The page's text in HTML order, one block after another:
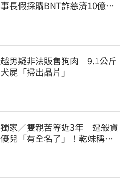
事長假採購BNT詐慈濟10億、
越男疑非法販售狗肉 9.1公斤
犬屍「掃出晶片」
獨家／雙親苦等近3年 遭殺資
優兒「有全名了」！乾妹稱賠